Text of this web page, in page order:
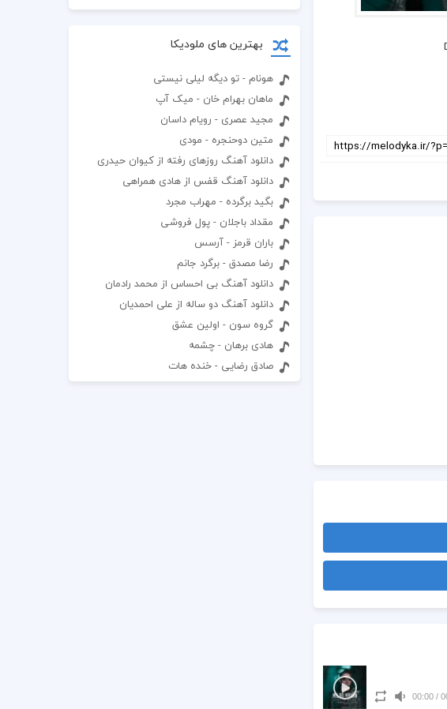
/
00:00
بهترین های ملودیکا
هونام - تو دیگه لیلی نیستی
ماهان بهرام خان - میک آپ
مجید عصری - رویام داسان
متین دوحنجره - مودی
دانلود آهنگ روزهای رفته از کیوان حیدری
دانلود آهنگ قفس از هادی همراهی
بگید برگرده - مهراب مجرد
مقداد باجلان - پول فروشی
باران قرمز - آرسس
رضا مصدق - برگرد جانم
دانلود آهنگ بی احساس از محمد رادمان
دانلود آهنگ دو ساله از علی احمدیان
گروه سون - اولین عشق
هادی برهان - چشمه
صادق رضایی - خنده هات